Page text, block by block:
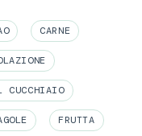
CARNE
CUCCHIAIO
FRUTTA